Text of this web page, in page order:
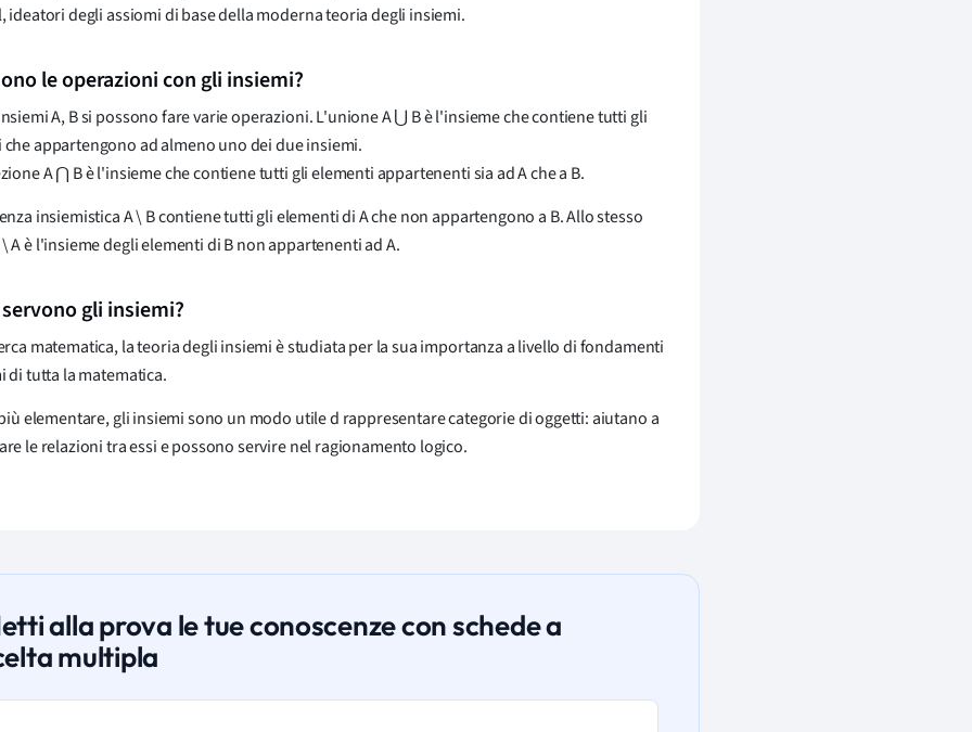
ideatori degli assiomi di base della moderna teoria degli insiemi.
le operazioni con gli insiemi?
A, B si possono fare varie operazioni. L'unione A ⋃ B è l'insieme che contiene tutti gli
appartengono ad almeno uno dei due insiemi.
A ⋂ B è l'insieme che contiene tutti gli elementi appartenenti sia ad A che a B.
insiemistica A \ B contiene tutti gli elementi di A che non appartengono a B. Allo stesso
A è l'insieme degli elementi di B non appartenenti ad A.
gli insiemi?
matematica, la teoria degli insiemi è studiata per la sua importanza a livello di fondamenti
di tutta la matematica.
elementare, gli insiemi sono un modo utile d rappresentare categorie di oggetti: aiutano a
le relazioni tra essi e possono servire nel ragionamento logico.
alla prova le tue conoscenze con schede a
multipla